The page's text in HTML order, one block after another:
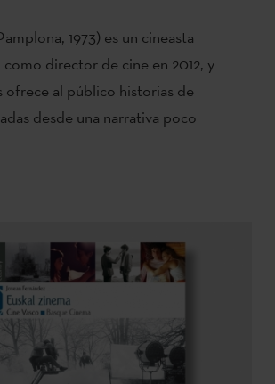
1973) es un cineasta
director de cine en 2012, y
ofrece al público historias de
desde una narrativa poco